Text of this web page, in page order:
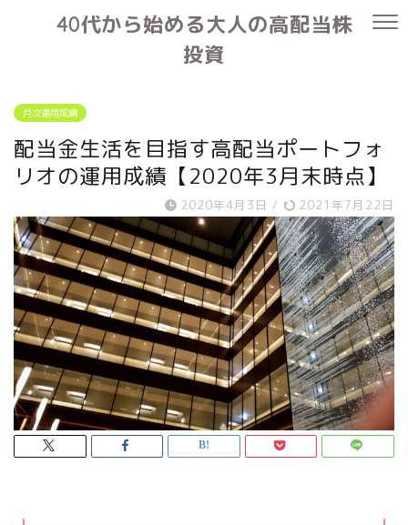
40代から始める大人の高配当株
投資
月次運用成績
配当金生活を目指す高配当ポートフォ
リオの運用成績【2020年3月末時点】
2020年4月3日 / 2021年7月22日